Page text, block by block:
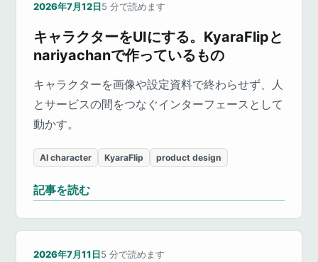
2026年7月12日5 分で読めます
キャラクターをUIにする。KyaraFlipと
nariyachanで作っているもの
キャラクターを画像や設定資料で終わらせず、人
とサービスの間をつなぐインターフェースとして
動かす。
AI character KyaraFlip product design
記事を読む
2026年7月11日5 分で読めます